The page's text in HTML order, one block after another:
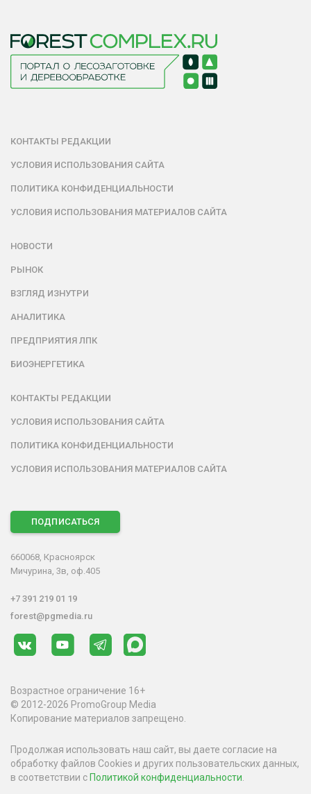
КОНТАКТЫ РЕДАКЦИИ
УСЛОВИЯ ИСПОЛЬЗОВАНИЯ САЙТА
ПОЛИТИКА КОНФИДЕНЦИАЛЬНОСТИ
УСЛОВИЯ ИСПОЛЬЗОВАНИЯ МАТЕРИАЛОВ САЙТА
НОВОСТИ
РЫНОК
ВЗГЛЯД ИЗНУТРИ
АНАЛИТИКА
ПРЕДПРИЯТИЯ ЛПК
БИОЭНЕРГЕТИКА
КОНТАКТЫ РЕДАКЦИИ
УСЛОВИЯ ИСПОЛЬЗОВАНИЯ САЙТА
ПОЛИТИКА КОНФИДЕНЦИАЛЬНОСТИ
УСЛОВИЯ ИСПОЛЬЗОВАНИЯ МАТЕРИАЛОВ САЙТА
ПОДПИСАТЬСЯ
660068, Красноярск
Мичурина, 3в, оф.405
+7 391 219 01 19
forest@pgmedia.ru
Возрастное ограничение 16+
© 2012-2026 PromoGroup Media
Копирование материалов запрещено.
Продолжая использовать наш сайт, вы даете согласие на
обработку файлов Cookies и других пользовательских данных,
в соответствии с Политикой конфиденциальности